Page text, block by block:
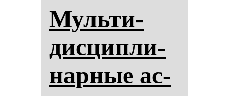
Муль­ти­
дис­цип­ли­
нар­ные ас­